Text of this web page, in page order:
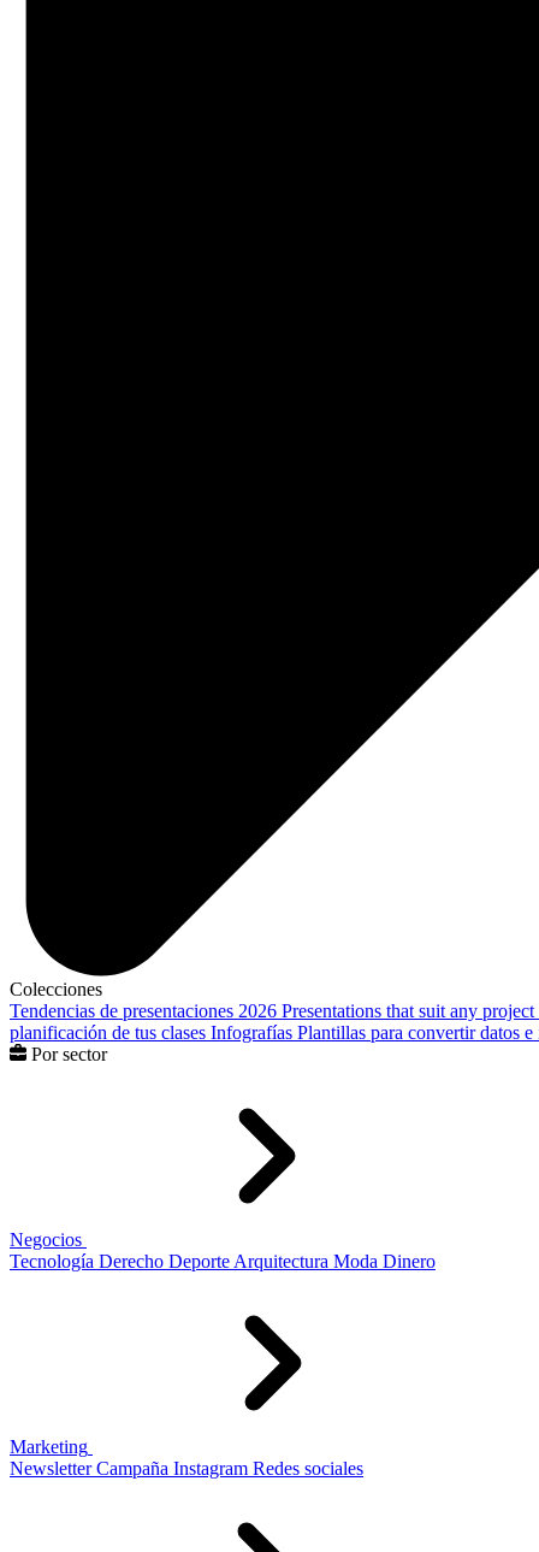
Colecciones
Tendencias de presentaciones 2026 Presentations that suit any project
planificación de tus clases Infografías Plantillas para convertir datos
Por sector
Negocios
Tecnología Derecho Deporte Arquitectura Moda Dinero
Marketing
Newsletter Campaña Instagram Redes sociales